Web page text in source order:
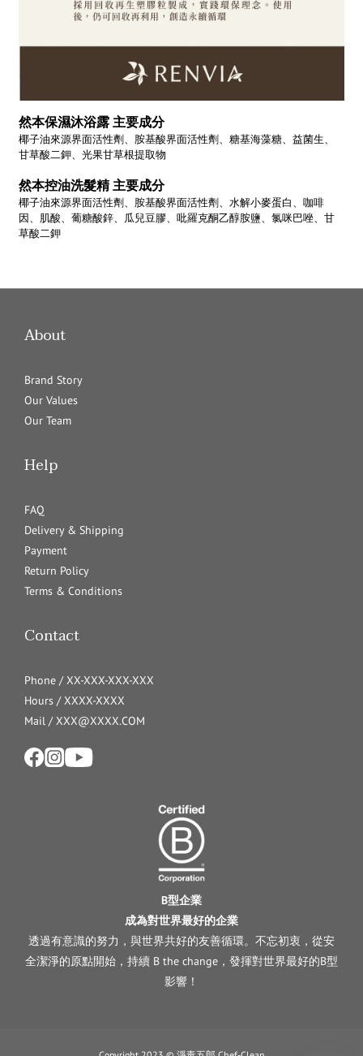
然本保濕沐浴露 主要成分
椰子油來源界面活性劑、胺基酸界面活性劑、糖基海藻糖、益菌生、
甘草酸二鉀、光果甘草根提取物
然本控油洗髮精主要成分
椰子油來源界面活性劑、胺基酸界面活性劑、水解小麥蛋白、咖啡
因、肌酸、葡糖酸鋅、瓜兒豆膠、吡羅克酮乙醇胺鹽、氯咪巴唑、甘
草酸二鉀
About
Brand Story
Our Values
Our Team
Help
FAQ
Delivery & Shipping
Payment
Return Policy
Terms & Conditions
Contact
Phone / XX-XXX-XXX-XXX
Hours / XXXX-XXXX
Mail / XXX@XXXX.COM
B型企業
成為對世界最好的企業
透過有意識的努力，與世界共好的友善循環。不忘初衷，從安
全潔淨的原點開始，持續 B the change，發揮對世界最好的B型
影響！